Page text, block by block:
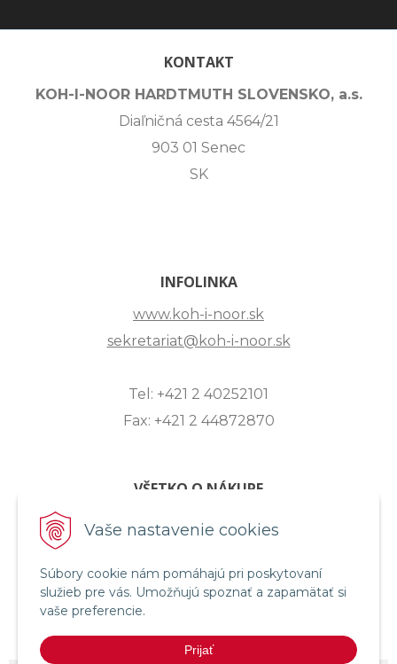
Vaše nastavenie cookies
Súbory cookie nám pomáhajú pri poskytovaní
služieb pre vás. Umožňujú spoznať a zapamätať si
vaše preferencie.
Prijať
KONTAKT
KOH-I-NOOR HARDTMUTH SLOVENSKO, a.s.
Diaľničná cesta 4564/21
903 01 Senec
SK
INFOLINKA
www.koh-i-noor.sk
sekretariat@koh-i-noor.sk
Tel: +421 2 40252101
Fax: +421 2 44872870
VŠETKO O NÁKUPE
ZASLANIE OTÁZKY
OBCHODNÉ PODMIENKY
REKLAMAČNÝ PORIADOK